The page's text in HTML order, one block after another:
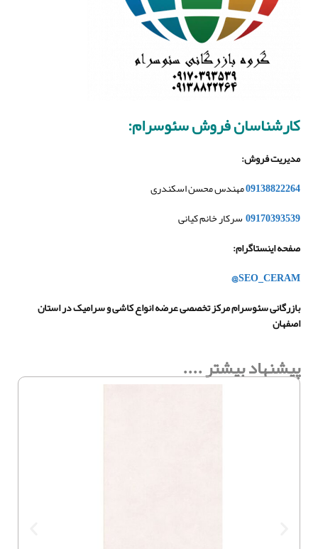
کارشناسان فروش سئوسرام:
مدیریت فروش:
09138822264مهندس محسن اسکندری
09170393539سرکار خانم کیانی
صفحه اینستاگرام:
@SEO_CERAM
بازرگانی سئوسرام مرکز تخصصی عرضه انواع کاشی و سرامیک در استان
اصفهان
پیشنهاد بیشتر ....